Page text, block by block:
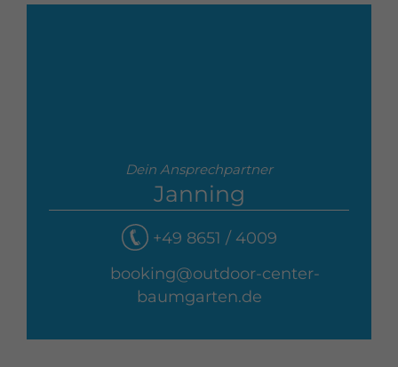
Dein Ansprechpartner
Janning
+49 8651 / 4009
booking@outdoor-center-
baumgarten.de